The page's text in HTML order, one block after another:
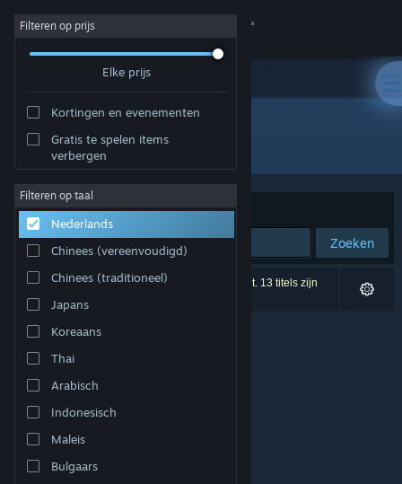
Inloggen
Community
Over
Ondersteuning
Taal wijzigen
Download de mobiele Steam-app
Desktopwebsite weergeven
Filteren op prijs
Elke prijs
Kortingen en evenementen
Gratis te spelen items
verbergen
Filteren op taal
Nederlands
Chinees (vereenvoudigd)
Chinees (traditioneel)
Japans
Koreaans
Thai
Arabisch
Indonesisch
Maleis
Bulgaars
Ontwikkelaar: VGstudio
Sorteren op Relevantie
Zoeken
0 resultaten komen overeen met je zoekopdracht. 13 titels zijn
uitgesloten op basis van je voorkeuren.